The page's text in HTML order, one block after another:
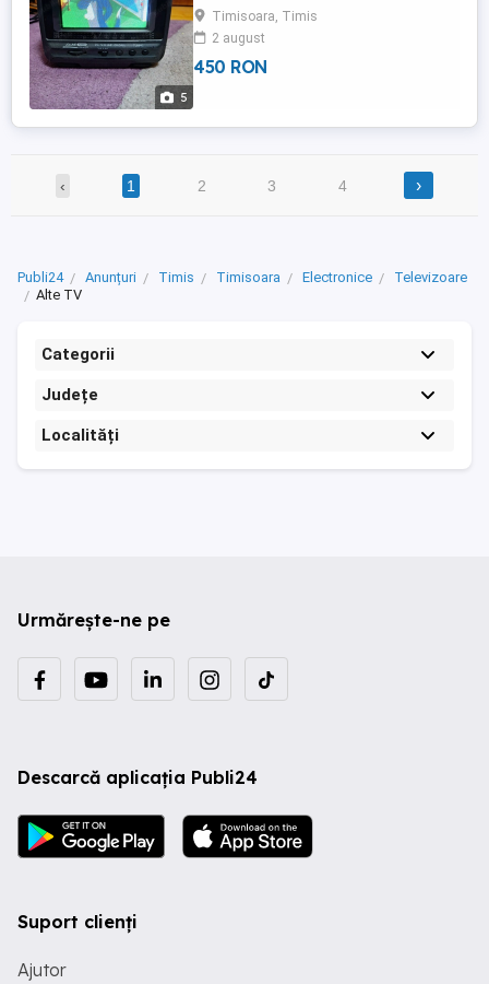
5
model de mini televizor color portabil (sau
micro-TV), fiind un articol vintage, de
colectie sau chiar pentru uz auto-rulota-
acasa. Este complet, perfect functional si
Timisoara, Timis
2 august
450 RON
‹ 1 2 3 4 ›
Publi24 Anunțuri Timis Timisoara Electronice
Televizoare
Alte TV
Categorii
Județe
Localități
Urmărește-ne pe
Descarcă aplicația Publi24
Suport clienți
Ajutor